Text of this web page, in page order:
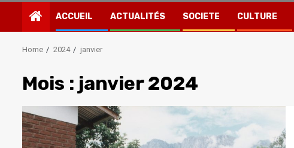
ACCUEIL ACTUALITÉS SOCIETE CULTURE
Home 2024 janvier
Mois : janvier 2024